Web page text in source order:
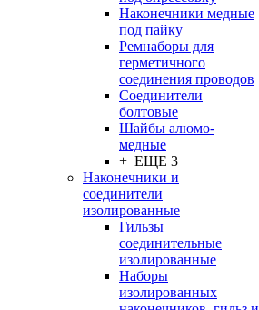
Наконечники медные
под пайку
Ремнаборы для
герметичного
соединения проводов
Соединители
болтовые
Шайбы алюмо-
медные
+ ЕЩЕ 3
Наконечники и
соединители
изолированные
Гильзы
соединительные
изолированные
Наборы
изолированных